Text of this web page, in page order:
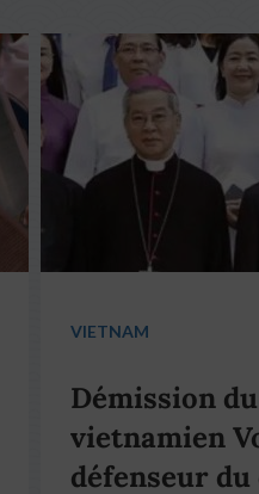
VIETNAM
Démission
vietnamien
défenseur du